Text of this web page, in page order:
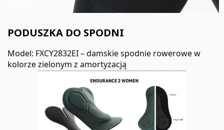
PODUSZKA DO SPODNI
Model: FXCY2832EI – damskie spodnie rowerowe w
kolorze zielonym z amortyzacją